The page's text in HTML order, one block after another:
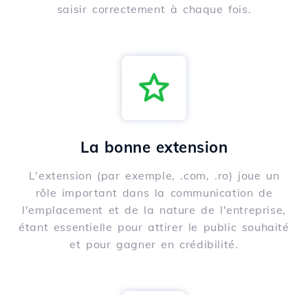
saisir correctement à chaque fois.
La bonne extension
L'extension (par exemple, .com, .ro) joue un
rôle important dans la communication de
l'emplacement et de la nature de l'entreprise,
étant essentielle pour attirer le public souhaité
et pour gagner en crédibilité.